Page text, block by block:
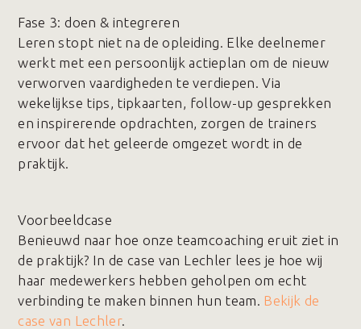
Fase 3️: doen & integreren
Leren stopt niet na de opleiding. Elke deelnemer
werkt met een persoonlijk actieplan om de nieuw
verworven vaardigheden te verdiepen. Via
wekelijkse tips, tipkaarten, follow-up gesprekken
en inspirerende opdrachten, zorgen de trainers
ervoor dat het geleerde omgezet wordt in de
praktijk.
Voorbeeldcase
Benieuwd naar hoe onze teamcoaching eruit ziet in
de praktijk? In de case van Lechler lees je hoe wij
haar medewerkers hebben geholpen om echt
verbinding te maken binnen hun team. Bekijk de
case van Lechler.